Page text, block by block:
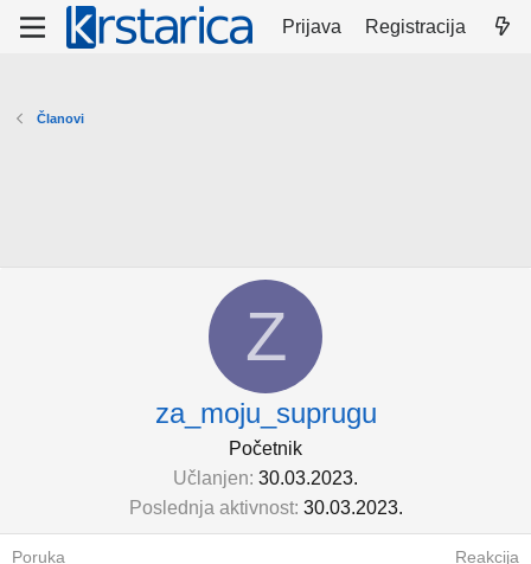
Prijava Registracija
Članovi
Z
za_moju_suprugu
Početnik
Učlanjen 30.03.2023.
Poslednja aktivnost 30.03.2023.
Poruka Reakcija